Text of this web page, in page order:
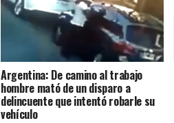
Argentina: De camino al trabajo
hombre mató de un disparo a
delincuente que intentó robarle su
vehículo